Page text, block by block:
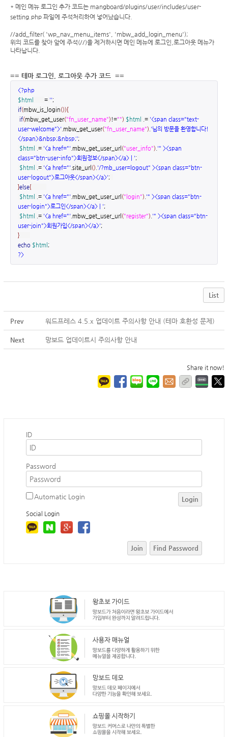
* 메인 메뉴 로그인 추가 코드는 mangboard/plugins/user/includes/user-
setting.php 파일에 주석처리하여 넣어났습니다.
//add_filter( 'wp_nav_menu_items', 'mbw_add_login_menu');
위의 코드를 찾아 앞에 주석(//)을 제거하시면 메인 메뉴에 로그인,로그아웃 메뉴가
나타납니다.
== 테마 로그인, 로그아웃 추가 코드 ==
<?php
$html
= '';
if(mbw_is_login()){
if(mbw_get_user("fn_user_name") !="") $html .= '<span class="text-
user-welcome">' mbw_get_user("fn_user_name") '님의 방문을 환영합니다!
</span>&nbsp;&nbsp;';
$html
.= '<a href="' mbw_get_user_url ("user_info") '" ><span
class="btn-user-info">회원정보</span></a> | ';
$html
.= '<a href="' site_url () '/?mb_user=logout" ><span class="btn-
user-logout">로그아웃</span></a>';
}else{
$html
.= '<a href="' mbw_get_user_url ("login") '" ><span class="btn-
user-login">로그인</span></a> | ';
$html
.= '<a href="' mbw_get_user_url ("register") '" ><span class="btn-
user-join">회원가입</span></a>';
}
echo $html ;
?>
List
Prev 워드프레스 4.5.x 업데이트 주의사항 안내 (테마 호환성 문제)
Next 망보드 업데이트시 주의사항 안내
Share it now!
ID
Password
Automatic Login Login
Social Login
Join Find Password